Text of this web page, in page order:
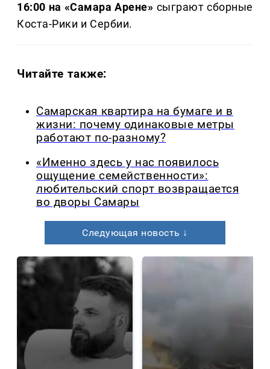
16:00 на «Самара Арене» сыграют сборные
Коста-Рики и Сербии.
Читайте также:
Самарская квартира на бумаге и в
жизни: почему одинаковые метры
работают по-разному?
«Именно здесь у нас появилось
ощущение семейственности»:
любительский спорт возвращается
во дворы Самары
Следующая новость ↓